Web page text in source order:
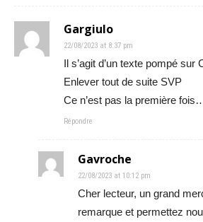
Gargiulo
22/08/2023 at 8:37 pm
Il s’agit d’un texte pompé sur
Enlever tout de suite SVP
Ce n’est pas la première
Répondre
Gavroche
22/08/2023 at 10:12 pm
Cher lecteur, un grand
remarque et permettez